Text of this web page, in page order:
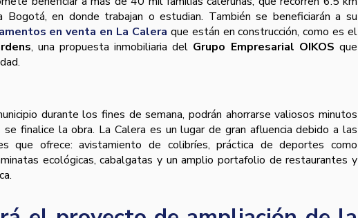
en donde trabajan o estudian. También se beneficiarán a su
en venta en La Calera que están en construcción, como es el
, una propuesta inmobiliaria del Grupo Empresarial OIKOSque
durante los fines de semana, podrán ahorrarse valiosos minutos
finalice la obra. La Calera es un lugar de gran afluencia debido a las
que ofrece: avistamiento de colibríes, práctica de deportes como
ecológicas, cabalgatas y un amplio portafolio de restaurantes y